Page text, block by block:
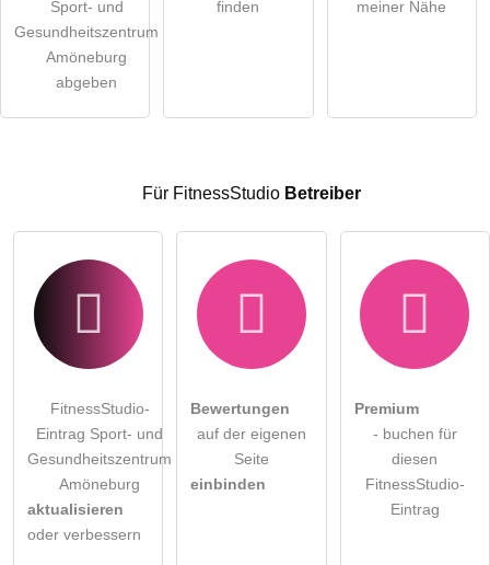
öffentliche Frage stellen
Hinweis:Bitte beachten Sie, öffentliche Fragen sind
Sport- und
Gesundheitszentrum
Amöneburg
abgeben
finden
meiner Nähe
Für FitnessStudio Betreiber
FitnessStudio-
Eintrag Sport- und
Gesundheitszentrum
Amöneburg
aktualisieren
oder verbessern
Bewertungen
auf der eigenen
Seite
einbinden
Premium
- buchen für
diesen
FitnessStudio-
Eintrag